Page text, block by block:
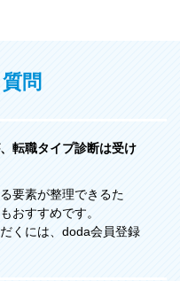
問
転職タイプ診断は受け
要素が整理できるた
おすすめです。
くには、doda会員登録